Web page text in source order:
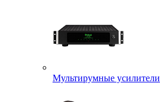
Мультирумные усилители